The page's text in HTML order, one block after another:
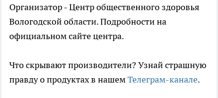
Организатор - Центр общественного здоровья
Вологодской области. Подробности на
официальном сайте центра.
Что скрывают производители? Узнай страшную
правду о продуктах в нашемТелеграм-канале.